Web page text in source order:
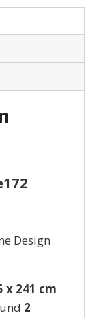
Design
x 241 cm
2